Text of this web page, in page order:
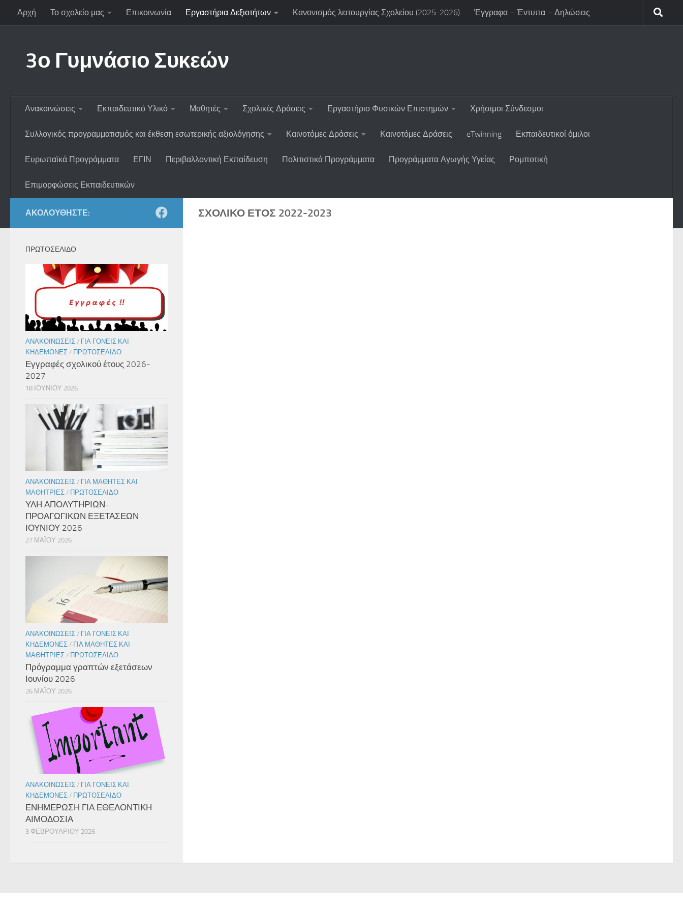
Skip to content
Αρχή Το σχολείο μας Επικοινωνία Εργαστήρια Δεξιοτήτων Κανονισμός λειτουργίας Σχολείου (2025-2026) Έγγραφα – Έντυπα – Δηλώσεις
3ο Γυμνάσιο Συκεών
Ανακοινώσεις Εκπαιδευτικό Υλικό Μαθητές Σχολικές Δράσεις Εργαστήριο Φυσικών Επιστημών Χρήσιμοι Σύνδεσμοι
Συλλογικός προγραμματισμός και έκθεση εσωτερικής αξιολόγησης Καινοτόμες Δράσεις Καινοτόμες Δράσεις eTwinning Εκπαιδευτικοί όμιλοι
Ευρωπαϊκά Προγράμματα ΕΓΙΝ Περιβαλλοντική Εκπαίδευση Πολιτιστικά Προγράμματα Προγράμματα Αγωγής Υγείας Ρομποτική
Επιμορφώσεις Εκπαιδευτικών
ΣΧΟΛΙΚΌ ΈΤΟΣ 2022-2023
ΑΚΟΛΟΥΘΉΣΤΕ:
ΠΡΩΤΟΣΕΛΙΔΟ
ΑΝΑΚΟΙΝΏΣΕΙΣ / ΓΙΑ ΓΟΝΕΊΣ ΚΑΙ
ΚΗΔΕΜΌΝΕΣ / ΠΡΩΤΟΣΈΛΙΔΟ
Εγγραφές σχολικού έτους 2026-
2027
18 ΙΟΥΝΊΟΥ 2026
ΑΝΑΚΟΙΝΏΣΕΙΣ / ΓΙΑ ΜΑΘΗΤΈΣ ΚΑΙ
ΜΑΘΉΤΡΙΕΣ / ΠΡΩΤΟΣΈΛΙΔΟ
ΥΛΗ ΑΠΟΛΥΤΗΡΙΩΝ-
ΠΡΟΑΓΩΓΙΚΩΝ ΕΞΕΤΑΣΕΩΝ
ΙΟΥΝΙΟΥ 2026
27 ΜΑΪ́ΟΥ 2026
ΑΝΑΚΟΙΝΏΣΕΙΣ / ΓΙΑ ΓΟΝΕΊΣ ΚΑΙ
ΚΗΔΕΜΌΝΕΣ / ΓΙΑ ΜΑΘΗΤΈΣ ΚΑΙ
ΜΑΘΉΤΡΙΕΣ / ΠΡΩΤΟΣΈΛΙΔΟ
Πρόγραμμα γραπτών εξετάσεων
Ιουνίου 2026
26 ΜΑΪ́ΟΥ 2026
ΑΝΑΚΟΙΝΏΣΕΙΣ / ΓΙΑ ΓΟΝΕΊΣ ΚΑΙ
ΚΗΔΕΜΌΝΕΣ / ΠΡΩΤΟΣΈΛΙΔΟ
ΕΝΗΜΕΡΩΣΗ ΓΙΑ ΕΘΕΛΟΝΤΙΚΗ
ΑΙΜΟΔΟΣΙΑ
3 ΦΕΒΡΟΥΑΡΊΟΥ 2026